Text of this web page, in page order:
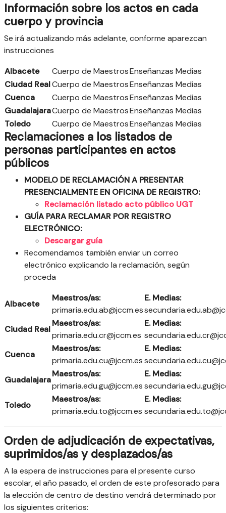
Información sobre los actos en cada
cuerpo y provincia
Se irá actualizando más adelante, conforme aparezcan
instrucciones
Albacete
Cuerpo de MaestrosEnseñanzas Medias
Ciudad RealCuerpo de MaestrosEnseñanzas Medias
Cuenca
Cuerpo de MaestrosEnseñanzas Medias
GuadalajaraCuerpo de MaestrosEnseñanzas Medias
Toledo
Cuerpo de MaestrosEnseñanzas Medias
Reclamaciones a los listados de
personas participantes en actos
públicos
MODELO DE RECLAMACIÓN A PRESENTAR
PRESENCIALMENTE EN OFICINA DE REGISTRO:
Reclamación listado acto público UGT
GUÍA PARA RECLAMAR POR REGISTRO
ELECTRÓNICO:
Descargar guía
Recomendamos también enviar un correo
electrónico explicando la reclamación, según
proceda
Albacete
Maestros/as:
primaria.edu.ab@jccm.es
E. Medias:
Ciudad Real
Maestros/as:
primaria.edu.cr@jccm.es
E. Medias:
Cuenca
Maestros/as:
primaria.edu.cu@jccm.es
E. Medias:
Guadalajara
Maestros/as:
primaria.edu.gu@jccm.es
E. Medias:
Toledo
Maestros/as:
primaria.edu.to@jccm.es
E. Medias:
Orden de adjudicación de expectativas,
suprimidos/as y desplazados/as
A la espera de instrucciones para el presente curso
escolar, el año pasado, el orden de este profesorado para
la elección de centro de destino vendrá determinado por
los siguientes criterios: